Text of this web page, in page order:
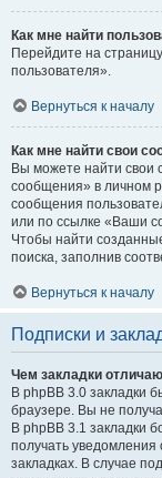
Как мне найти
Перейдите на
пользователя».
Вернуться к началу
Как мне найти свои
Вы можете найти свои
сообщения» в личном
сообщения
или по ссылке «Ваши
Чтобы найти
поиска, заполнив
Вернуться к началу
Подписки и
Чем закладки
В phpBB 3.0 закладки
браузере. Вы не
В phpBB 3.1 закладки
получать
закладках. В случае